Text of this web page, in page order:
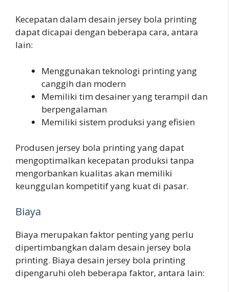
Kecepatan dalam desain jersey bola printing
dapat dicapai dengan beberapa cara, antara
lain:
Menggunakan teknologi printing yang
canggih dan modern
Memiliki tim desainer yang terampil dan
berpengalaman
Memiliki sistem produksi yang efisien
Produsen jersey bola printing yang dapat
mengoptimalkan kecepatan produksi tanpa
mengorbankan kualitas akan memiliki
keunggulan kompetitif yang kuat di pasar.
Biaya
Biaya merupakan faktor penting yang perlu
dipertimbangkan dalam desain jersey bola
printing. Biaya desain jersey bola printing
dipengaruhi oleh beberapa faktor, antara lain: